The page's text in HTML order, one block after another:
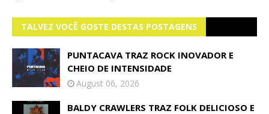
TALVEZ VOCÊ GOSTE DESTAS POSTAGENS
PUNTACAVA TRAZ ROCK INOVADOR E
CHEIO DE INTENSIDADE
August 06, 2026
BALDY CRAWLERS TRAZ FOLK DELICIOSO E